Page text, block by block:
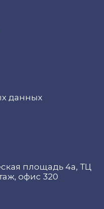
данных
площадь 4а, ТЦ
офис 320